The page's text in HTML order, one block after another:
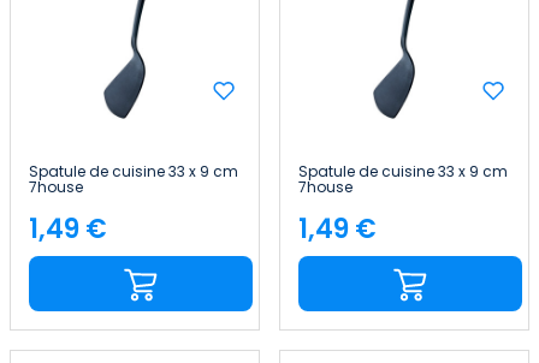
Spatule de cuisine 33 x 9 cm
7house
Price
1,49 €
Spatule de cuisine 33 x 9 cm
7house
Price
1,49 €